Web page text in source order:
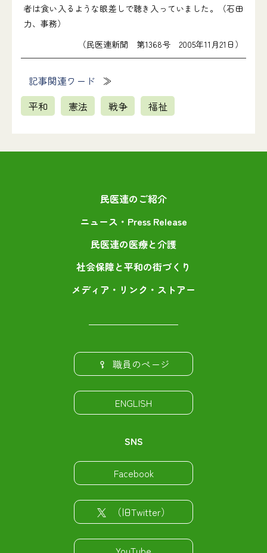
者は食い入るような眼差しで聴き入っていました。（石田
力、事務）
（民医連新聞 第1368号 2005年11月21日）
記事関連ワード
平和
憲法 戦争 福祉
民医連のご紹介
ニュース・Press Release
民医連の医療と介護
社会保障と平和の街づくり
メディア・リンク・ストアー
職員のページ
ENGLISH
SNS
Facebook
（旧Twitter）